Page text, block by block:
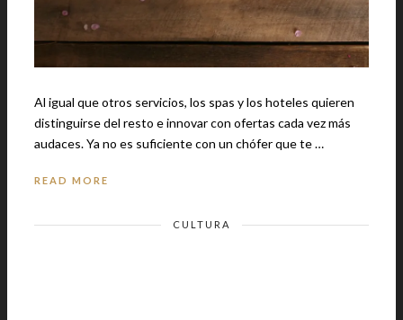
Al igual que otros servicios, los spas y los hoteles quieren
distinguirse del resto e innovar con ofertas cada vez más
audaces. Ya no es suficiente con un chófer que te …
READ MORE
CULTURA